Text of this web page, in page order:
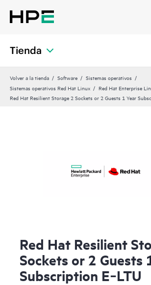
Tienda
Volver a la tienda Software
Sistemas operativos
Sistemas operativos Red Hat Linux
Red Hat Enterprise
Red Hat Resilient Storage 2 Sockets or 2 Guests 1 Year
Red Hat Resilient
Sockets or 2 Guests
Subscription E‑LTU